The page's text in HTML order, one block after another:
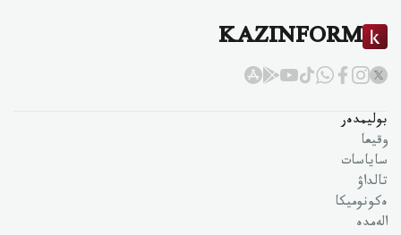
KAZINFORM
بوليمدەر
وقيعا
ساياسات
تالداۋ
ەكونوميكا
الەمدە